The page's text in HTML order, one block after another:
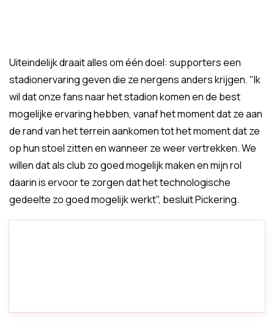
Uiteindelijk draait alles om één doel: supporters een
stadionervaring geven die ze nergens anders krijgen. "Ik
wil dat onze fans naar het stadion komen en de best
mogelijke ervaring hebben, vanaf het moment dat ze aan
de rand van het terrein aankomen tot het moment dat ze
op hun stoel zitten en wanneer ze weer vertrekken. We
willen dat als club zo goed mogelijk maken en mijn rol
daarin is ervoor te zorgen dat het technologische
gedeelte zo goed mogelijk werkt", besluit Pickering.